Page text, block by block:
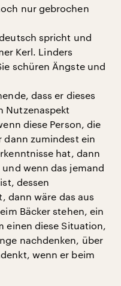
nur gebrochen
spricht und
Kerl. Linders
schüren Ängste und
dass er dieses
Nutzenaspekt
diese Person, die
zumindest ein
hat, dann
wenn das jemand
dessen
dann wäre das aus
Bäcker stehen, ein
einen diese Situation,
nachdenken, über
wenn er beim